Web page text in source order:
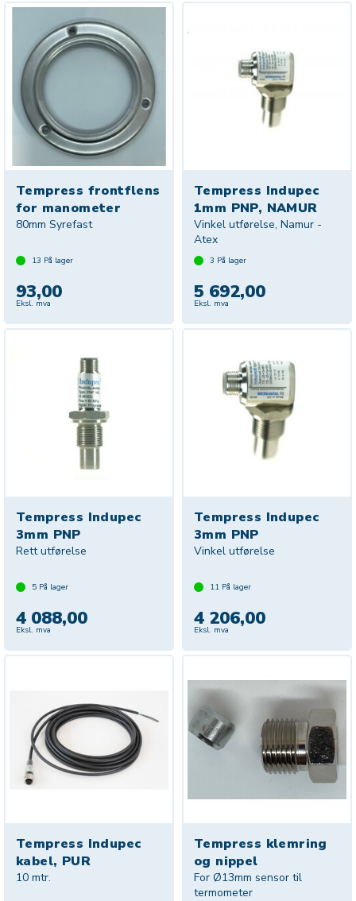
Tempress frontflens
for manometer
80mm Syrefast
13 På lager
93,00
Eksl. mva
Tempress Indupec
1mm PNP, NAMUR
Vinkel utførelse, Namur -
Atex
3 På lager
5 692,00
Eksl. mva
Tempress Indupec
3mm PNP
Rett utførelse
5 På lager
4 088,00
Eksl. mva
Tempress Indupec
3mm PNP
Vinkel utførelse
11 På lager
4 206,00
Eksl. mva
Tempress Indupec
kabel, PUR
10 mtr.
Tempress klemring
og nippel
For Ø13mm sensor til
termometer